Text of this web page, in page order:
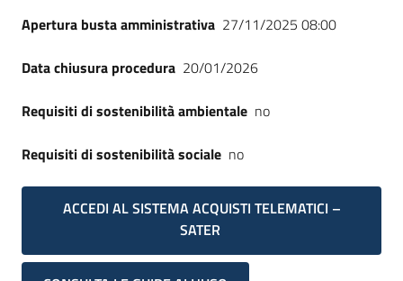
Apertura busta amministrativa 27/11/2025 08:00
Data chiusura procedura 20/01/2026
Requisiti di sostenibilità ambientale no
Requisiti di sostenibilità sociale no
ACCEDI AL SISTEMA ACQUISTI TELEMATICI –
SATER